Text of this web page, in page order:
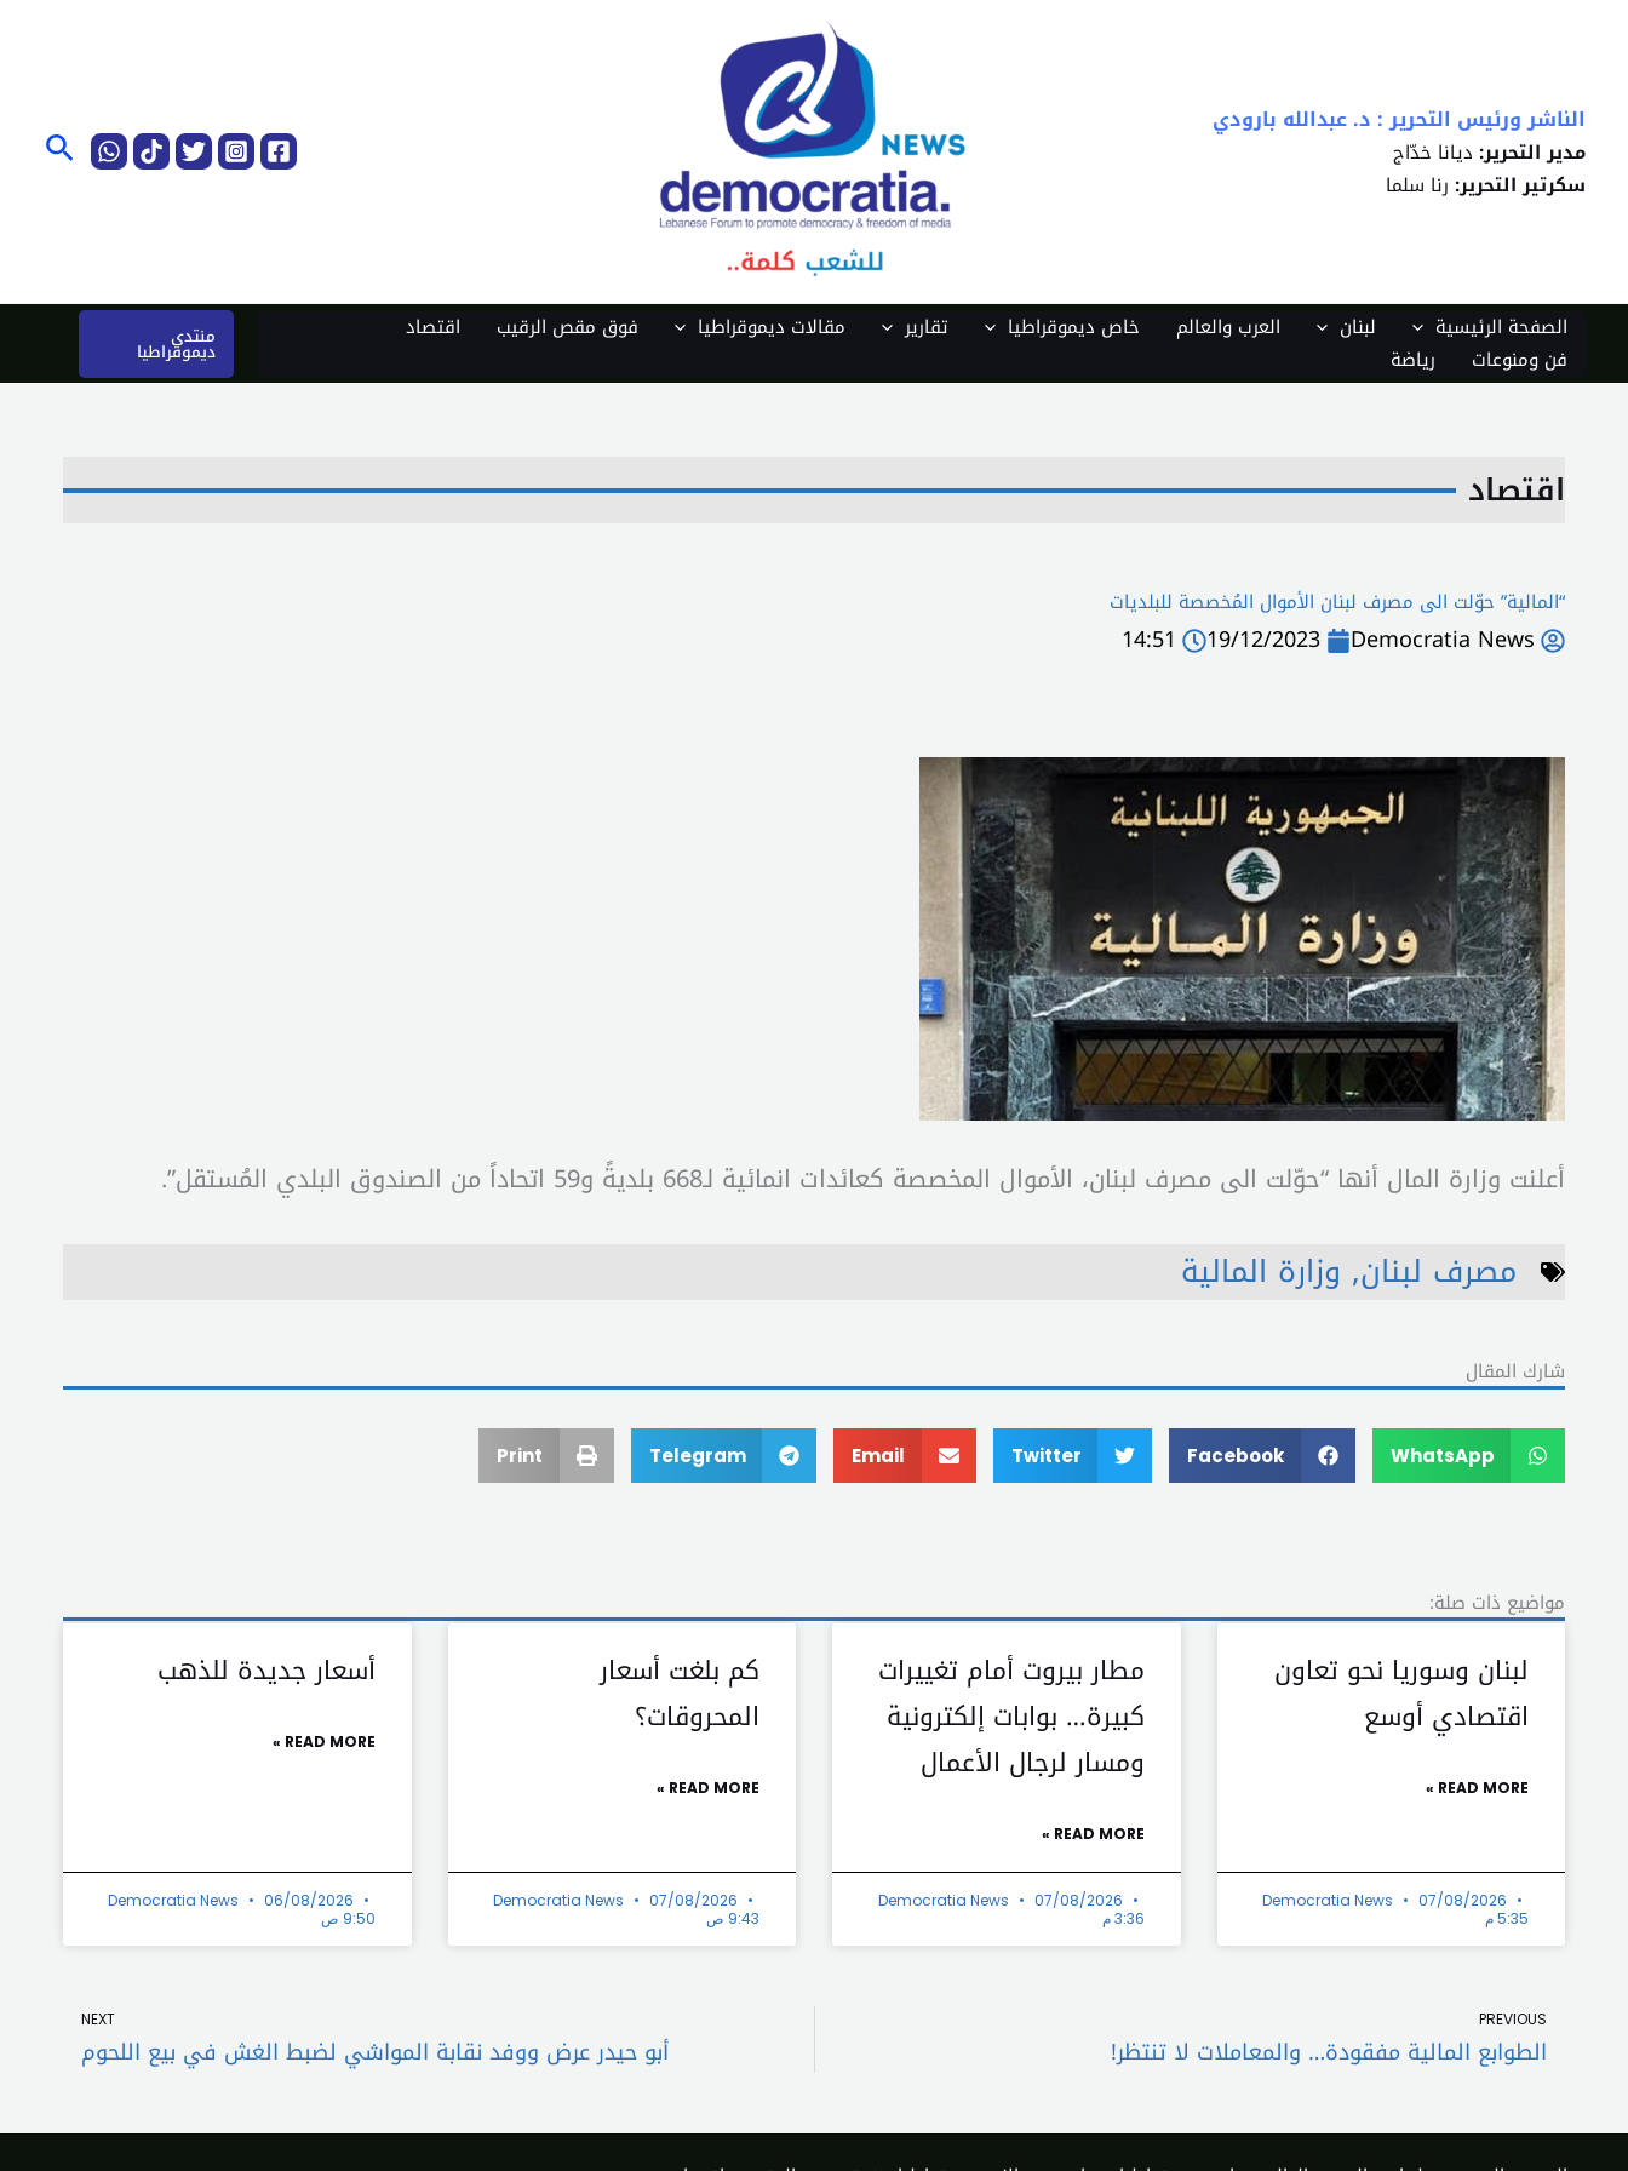
الناشر ورئيس التحرير : د. عبدالله بارودي
مدير التحرير: ديانا خدّاج
سكرتير التحرير: رنا سلما
الصفحة الرئيسية لبنان العرب والعالم خاص ديموقراطيا تقارير مقالات ديموقراطيا فوق مقص الرقيب
اقتصاد
فن ومنوعات
رياضة
منتدى
ديموقراطيا
اقتصاد
“المالية” حوّلت الى مصرف لبنان الأموال المُخصصة للبلديات
Democratia News
19/12/2023
14:51
أعلنت وزارة المال أنها “حوّلت الى مصرف لبنان، الأموال المخصصة كعائدات انمائية لـ668 بلديةً و59 اتحاداً من الصندوق البلدي المُستقل”.
مصرف لبنان, وزارة المالية
شارك المقال
WhatsApp
Facebook
Twitter
Email
Telegram
Print
مواضيع ذات صلة:
لبنان وسوريا نحو تعاون
اقتصادي أوسع
READ MORE »
Democratia News
07/08/2026
5:35 م
مطار بيروت أمام تغييرات
كبيرة… بوابات إلكترونية
ومسار لرجال الأعمال
READ MORE »
Democratia News
07/08/2026
3:36 م
كم بلغت أسعار
المحروقات؟
READ MORE »
Democratia News
07/08/2026
9:43 ص
أسعار جديدة للذهب
READ MORE »
Democratia News
06/08/2026
9:50 ص
PREVIOUS
الطوابع المالية مفقودة… والمعاملات لا تنتظر!
NEXT
أبو حيدر عرض ووفد نقابة المواشي لضبط الغش في بيع اللحوم